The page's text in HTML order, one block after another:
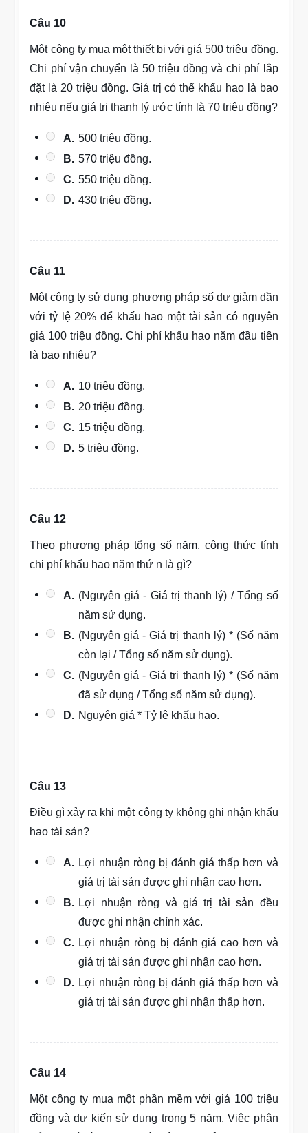
Câu 10
Một công ty mua một thiết bị với giá 500 triệu đồng.
Chi phí vận chuyển là 50 triệu đồng và chi phí lắp
đặt là 20 triệu đồng. Giá trị có thể khấu hao là bao
nhiêu nếu giá trị thanh lý ước tính là 70 triệu đồng?
A. 500 triệu đồng.
B. 570 triệu đồng.
C. 550 triệu đồng.
D. 430 triệu đồng.
Câu 11
Một công ty sử dụng phương pháp số dư giảm dần
với tỷ lệ 20% để khấu hao một tài sản có nguyên
giá 100 triệu đồng. Chi phí khấu hao năm đầu tiên
là bao nhiêu?
A. 10 triệu đồng.
B. 20 triệu đồng.
C. 15 triệu đồng.
D. 5 triệu đồng.
Câu 12
Theo phương pháp tổng số năm, công thức tính
chi phí khấu hao năm thứ n là gì?
A. (Nguyên giá - Giá trị thanh lý) / Tổng số
năm sử dụng.
B. (Nguyên giá - Giá trị thanh lý) * (Số năm
còn lại / Tổng số năm sử dụng).
C. (Nguyên giá - Giá trị thanh lý) * (Số năm
đã sử dụng / Tổng số năm sử dụng).
D. Nguyên giá * Tỷ lệ khấu hao.
Câu 13
Điều gì xảy ra khi một công ty không ghi nhận khấu
hao tài sản?
A. Lợi nhuận ròng bị đánh giá thấp hơn và
giá trị tài sản được ghi nhận cao hơn.
B. Lợi nhuận ròng và giá trị tài sản đều
được ghi nhận chính xác.
C. Lợi nhuận ròng bị đánh giá cao hơn và
giá trị tài sản được ghi nhận cao hơn.
D. Lợi nhuận ròng bị đánh giá thấp hơn và
giá trị tài sản được ghi nhận thấp hơn.
Câu 14
Một công ty mua một phần mềm với giá 100 triệu
đồng và dự kiến sử dụng trong 5 năm. Việc phân